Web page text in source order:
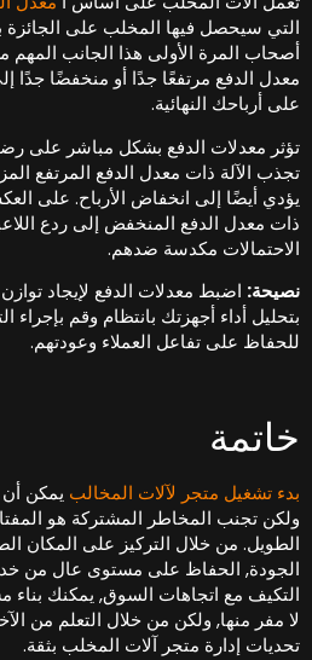
سيحصل فيها المخلب على الجائزة
المرة الأولى هذا الجانب المهم
الدفع مرتفعًا جدًا أو منخفضًا جدًا إلى
أرباحك النهائية.
معدلات الدفع بشكل مباشر على رضا
الآلة ذات معدل الدفع المرتفع المزيد
أيضًا إلى انخفاض الأرباح. على
معدل الدفع المنخفض إلى ردع
مكدسة ضدهم.
اضبط معدلات الدفع لإيجاد توازن
أداء أجهزتك بانتظام وقم بإجراء
على تفاعل العملاء وعودتهم.
تشغيل متجر لآلات المخالبيمكن أن
تجنب المخاطر المشتركة هو
من خلال التركيز على المكان
الحفاظ على مستوى عال من خدمة
مع اتجاهات السوق, يمكنك بناء
مفر منها, ولكن من خلال التعلم من
إدارة متجر آلات المخلب بثقة.